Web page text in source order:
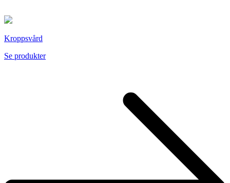
Kroppsvård
Se produkter